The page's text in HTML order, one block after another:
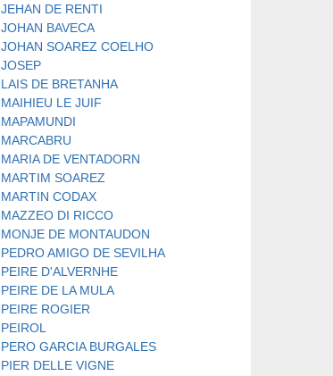
JEHAN DE RENTI
JOHAN BAVECA
JOHAN SOAREZ COELHO
JOSEP
LAIS DE BRETANHA
MAIHIEU LE JUIF
MAPAMUNDI
MARCABRU
MARIA DE VENTADORN
MARTIM SOAREZ
MARTIN CODAX
MAZZEO DI RICCO
MONJE DE MONTAUDON
PEDRO AMIGO DE SEVILHA
PEIRE D'ALVERNHE
PEIRE DE LA MULA
PEIRE ROGIER
PEIROL
PERO GARCIA BURGALES
PIER DELLE VIGNE